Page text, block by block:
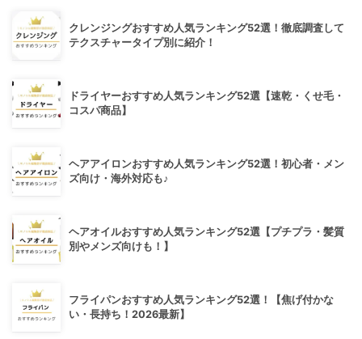
クレンジングおすすめ人気ランキング52選！徹底調査して
テクスチャータイプ別に紹介！
ドライヤーおすすめ人気ランキング52選【速乾・くせ毛・
コスパ商品】
ヘアアイロンおすすめ人気ランキング52選！初心者・メン
ズ向け・海外対応も♪
ヘアオイルおすすめ人気ランキング52選【プチプラ・髪質
別やメンズ向けも！】
フライパンおすすめ人気ランキング52選！【焦げ付かな
い・長持ち！2026最新】